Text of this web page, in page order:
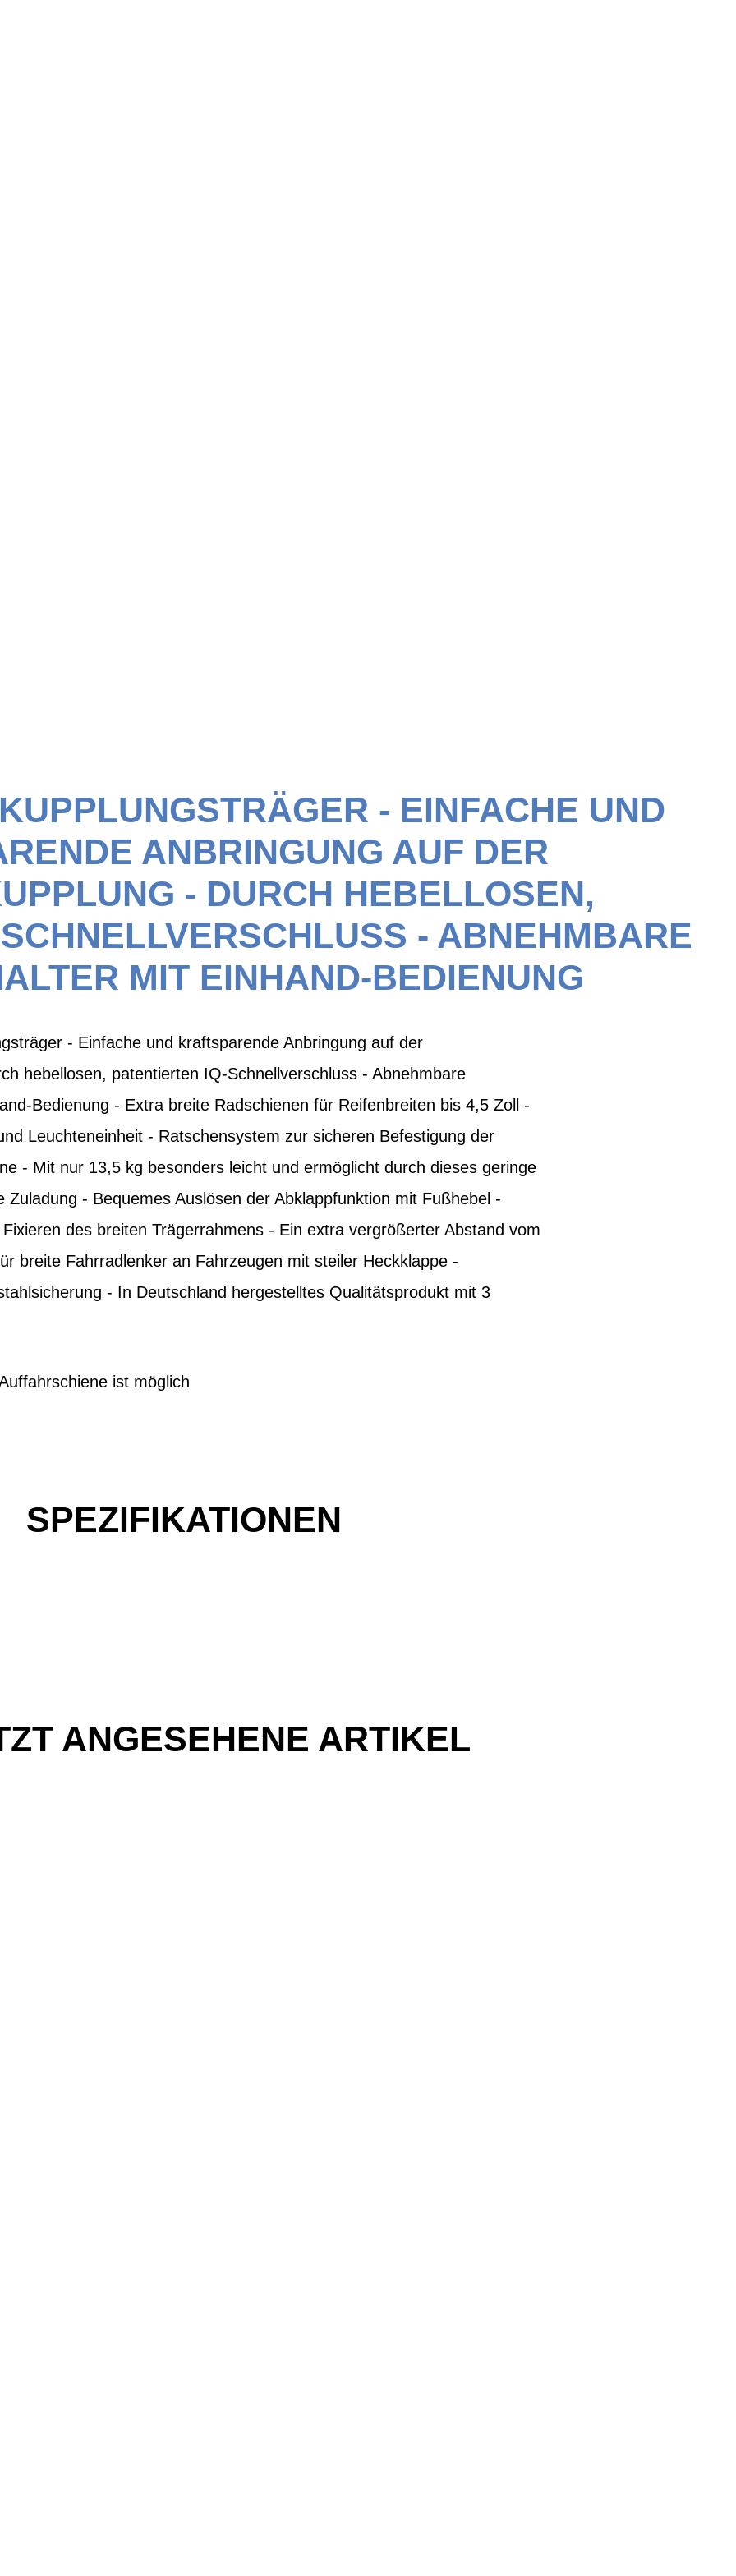
- EINFACHE UND
ANBRINGUNG AUF DER
- DURCH HEBELLOSEN,
- ABNEHMBARE
MIT EINHAND-BEDIENUNG
- Einfache und kraftsparende Anbringung auf der
hebellosen, patentierten IQ-Schnellverschluss - Abnehmbare
Bedienung - Extra breite Radschienen für Reifenbreiten bis 4,5 Zoll -
Leuchteneinheit - Ratschensystem zur sicheren Befestigung der
- Mit nur 13,5 kg besonders leicht und ermöglicht durch dieses geringe
Zuladung - Bequemes Auslösen der Abklappfunktion mit Fußhebel -
des breiten Trägerrahmens - Ein extra vergrößerter Abstand vom
breite Fahrradlenker an Fahrzeugen mit steiler Heckklappe -
- In Deutschland hergestelltes Qualitätsprodukt mit 3
ist möglich
SPEZIFIKATIONEN
ANGESEHENE ARTIKEL